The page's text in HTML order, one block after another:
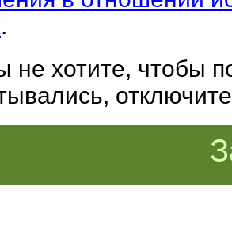
.
не хотите, чтобы